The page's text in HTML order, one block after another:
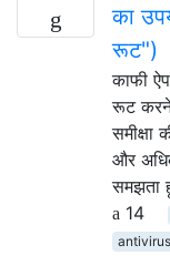
का
रूट")
काफी
रूट करने
और
समझता
14
antivirus